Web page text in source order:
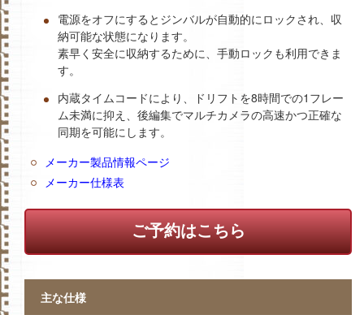
電源をオフにするとジンバルが自動的にロックされ、収
納可能な状態になります。
素早く安全に収納するために、手動ロックも利用できま
す。
内蔵タイムコードにより、ドリフトを8時間での1フレー
ム未満に抑え、後編集でマルチカメラの高速かつ正確な
同期を可能にします。
メーカー製品情報ページ
メーカー仕様表
ご予約はこちら
主な仕様